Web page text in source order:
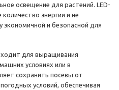
освещение для растений. LED-
энергии и не
экономичной и безопасной для
для выращивания
условиях или в
сохранить посевы от
условий, обеспечивая